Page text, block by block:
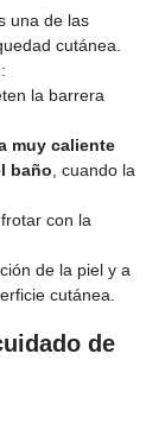
una de las
cutánea.
la barrera
muy caliente
baño , cuando la
frotar con la
de la piel y a
cutánea.
de